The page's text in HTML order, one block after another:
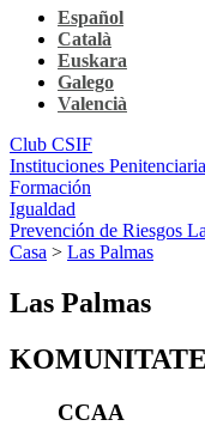
Español
Català
Euskara
Galego
Valencià
Club CSIF
Instituciones
Formación
Igualdad
Prevención de Riesgos
Casa > Las Palmas
Las Palmas
CCAA